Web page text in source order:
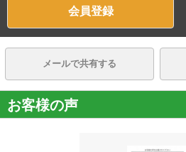
会員登録
メールで共有する
お客様の声